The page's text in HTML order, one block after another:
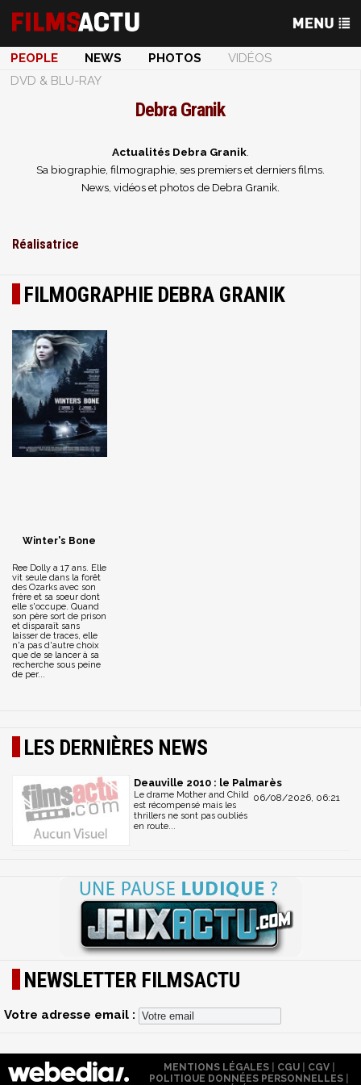
PEOPLE NEWS PHOTOS
VIDÉOS
DVD & BLU-RAY
Debra Granik
Actualités Debra Granik.
Sa biographie, filmographie, ses premiers et derniers films.
News, vidéos et photos de Debra Granik.
Réalisatrice
FILMOGRAPHIE DEBRA GRANIK
Winter's Bone
Ree Dolly a 17 ans. Elle
vit seule dans la forêt
des Ozarks avec son
frère et sa soeur dont
elle s'occupe. Quand
son père sort de prison
et disparaît sans
laisser de traces, elle
n'a pas d'autre choix
que de se lancer à sa
recherche sous peine
de per...
LES DERNIÈRES NEWS
Deauville 2010 : le Palmarès
06/08/2026, 06:21
Le drame Mother and Child
est récompensé mais les
thrillers ne sont pas oubliés
en route...
NEWSLETTER FILMSACTU
Votre adresse email :
MENTIONS LÉGALES| CGU| CGV|
POLITIQUE DONNÉES PERSONNELLES